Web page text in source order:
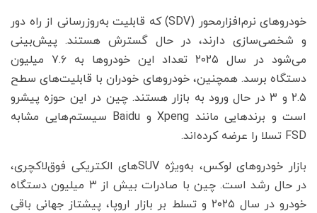
خودروهای نرم‌افزارمحور (SDV) که قابلیت به‌روزرسانی از راه دور
و شخصی‌سازی دارند، در حال گسترش هستند. پیش‌بینی
می‌شود در سال ۲۰۲۵ تعداد این خودروها به ۷.۶ میلیون
دستگاه برسد. همچنین، خودروهای خودران با قابلیت‌های سطح
۲.۵ و ۳ در حال ورود به بازار هستند. چین در این حوزه پیشرو
است و برندهایی مانند Xpeng و Baidu سیستم‌هایی مشابه
FSD تسلا را عرضه کرده‌اند.
بازار خودروهای لوکس، به‌ویژه SUVهای الکتریکی فوق‌لاکچری،
در حال رشد است. چین با صادرات بیش از ۳ میلیون دستگاه
خودرو در سال ۲۰۲۵ و تسلط بر بازار اروپا، پیشتاز جهانی باقی